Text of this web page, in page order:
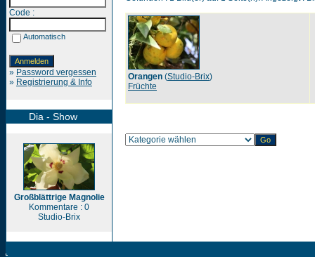
Code :
Automatisch
» Password vergessen
» Registrierung & Info
Dia - Show
Großblättrige Magnolie
Kommentare : 0
Studio-Brix
Orangen (Studio-Brix)
Früchte